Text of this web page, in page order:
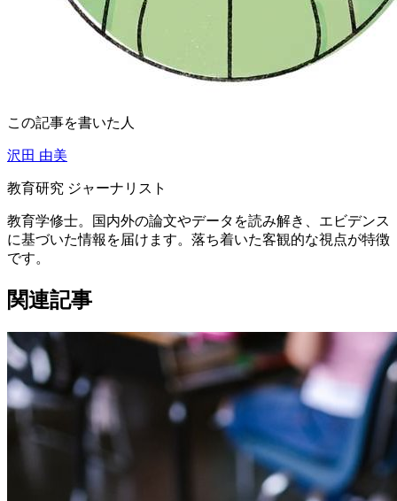
この記事を書いた人
沢田 由美
教育研究 ジャーナリスト
教育学修士。国内外の論文やデータを読み解き、エビデンス
に基づいた情報を届けます。落ち着いた客観的な視点が特徴
です。
関連記事